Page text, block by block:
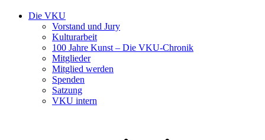
Die VKU
Vorstand und Jury
Kulturarbeit
100 Jahre Kunst – Die VKU-Chronik
Mitglieder
Mitglied werden
Spenden
Satzung
VKU intern